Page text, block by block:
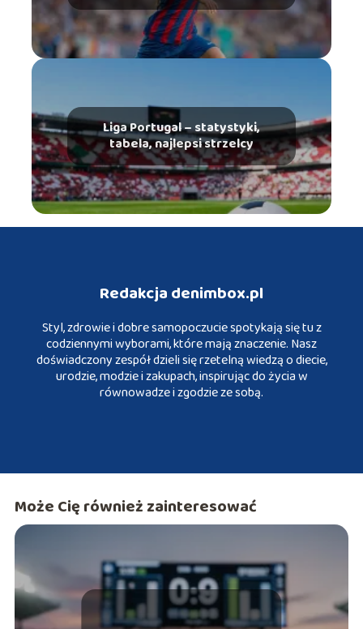
Liga Portugal – statystyki,
tabela, najlepsi strzelcy
Redakcja denimbox.pl
Styl, zdrowie i dobre samopoczucie spotykają się tu z
codziennymi wyborami, które mają znaczenie. Nasz
doświadczony zespół dzieli się rzetelną wiedzą o diecie,
urodzie, modzie i zakupach, inspirując do życia w
równowadze i zgodzie ze sobą.
Może Cię również zainteresować